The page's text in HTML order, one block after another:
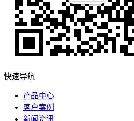
快速导航
产品中心
客户案例
新闻资讯